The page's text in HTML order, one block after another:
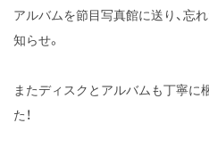
アルバムを節目写真館に送り、忘
知らせ。
またディスクとアルバムも丁寧に
た！